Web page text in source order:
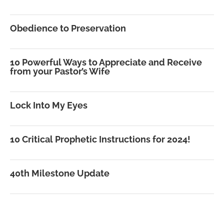
Obedience to Preservation
10 Powerful Ways to Appreciate and Receive
from your Pastor’s Wife
Lock Into My Eyes
10 Critical Prophetic Instructions for 2024!
40th Milestone Update